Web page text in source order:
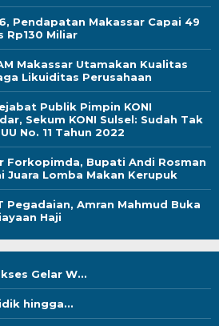
Pendapatan Makassar Capai 49
Rp130 Miliar
Makassar Utamakan Kualitas
Likuiditas Perusahaan
Publik Pimpin KONI
Sekum KONI Sulsel: Sudah Tak
No. 11 Tahun 2022
Forkopimda, Bupati Andi Rosman
Juara Lomba Makan Kerupuk
Pegadaian, Amran Mahmud Buka
Haji
Gelar W...
hingga...